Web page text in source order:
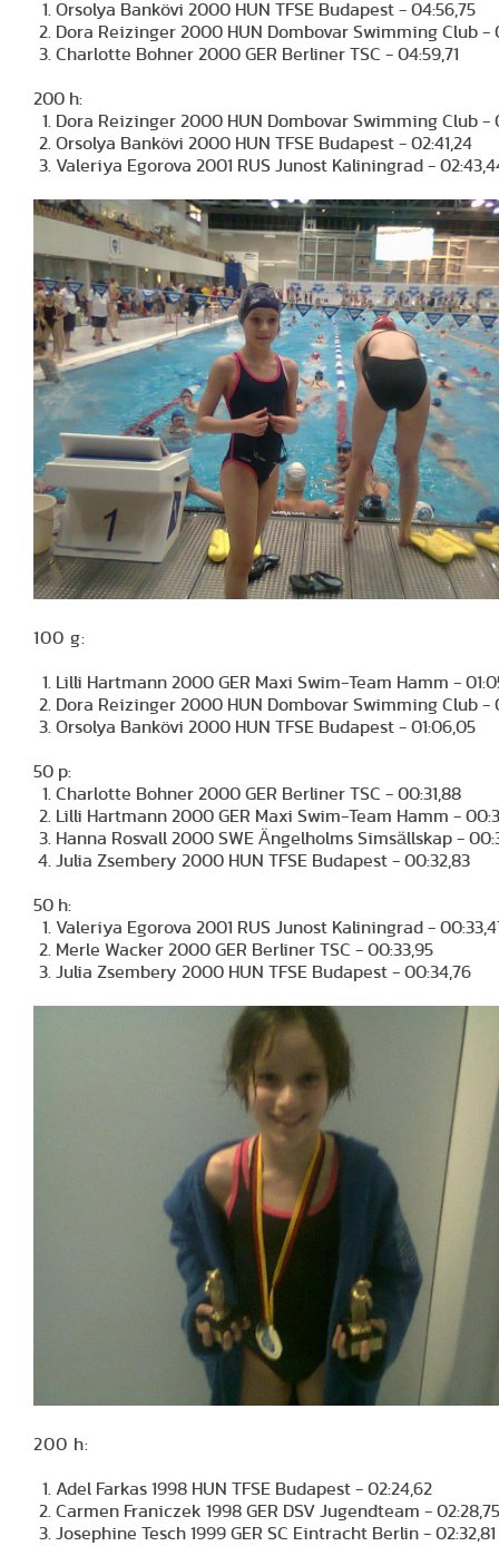
Orsolya Bankövi 2000 HUN TFSE Budapest - 04:56,75
Dora Reizinger 2000 HUN Dombovar Swimming Club -
Charlotte Bohner 2000 GER Berliner TSC - 04:59,71
200 h:
Dora Reizinger 2000 HUN Dombovar Swimming Club -
Orsolya Bankövi 2000 HUN TFSE Budapest - 02:41,24
Valeriya Egorova 2001 RUS Junost Kaliningrad -
100 g:
Lilli Hartmann 2000 GER Maxi Swim-Team Hamm -
Dora Reizinger 2000 HUN Dombovar Swimming Club -
Orsolya Bankövi 2000 HUN TFSE Budapest - 01:06,05
50 p:
Charlotte Bohner 2000 GER Berliner TSC - 00:31,88
Lilli Hartmann 2000 GER Maxi Swim-Team Hamm -
Hanna Rosvall 2000 SWE Ängelholms Simsällskap -
Julia Zsembery 2000 HUN TFSE Budapest - 00:32,83
50 h:
Valeriya Egorova 2001 RUS Junost Kaliningrad -
Merle Wacker 2000 GER Berliner TSC - 00:33,95
Julia Zsembery 2000 HUN TFSE Budapest - 00:34,76
200 h:
Adel Farkas 1998 HUN TFSE Budapest - 02:24,62
Carmen Franiczek 1998 GER DSV Jugendteam - 02:28,75
Josephine Tesch 1999 GER SC Eintracht Berlin - 02:32,81